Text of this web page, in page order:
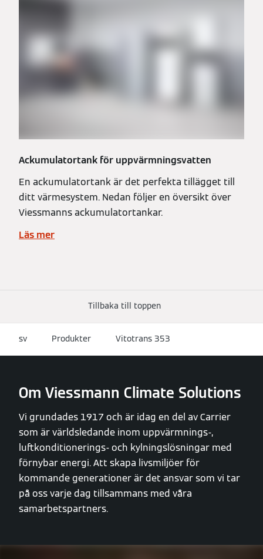
Ackumulatortank för uppvärmningsvatten
En ackumulatortank är det perfekta tillägget till
ditt värmesystem. Nedan följer en översikt över
Viessmanns ackumulatortankar.
Läs mer
Tillbaka till toppen
sv Produkter Vitotrans 353
Om Viessmann Climate Solutions
Vi grundades 1917 och är idag en del av Carrier
som är världsledande inom uppvärmnings-,
luftkonditionerings- och kylningslösningar med
förnybar energi. Att skapa livsmiljöer för
kommande generationer är det ansvar som vi tar
på oss varje dag tillsammans med våra
samarbetspartners.